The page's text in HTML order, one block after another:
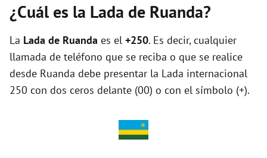
¿Cuál es la Lada de Ruanda?
La Lada de Ruanda es el +250. Es decir, cualquier
llamada de teléfono que se reciba o que se realice
desde Ruanda debe presentar la Lada internacional
250 con dos ceros delante (00) o con el símbolo (+).